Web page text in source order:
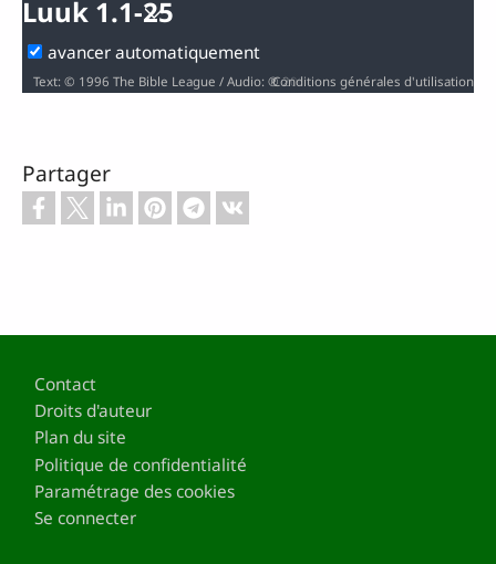
vidéo
Luuk 1.1-25
avancer automatiquement
Text: © 1996 The Bible League / Audio: ℗ 2005 Hosanna / Video: Courtesy of LUMO Project Films
Conditions générales d'utilisation
Partager
Pied de page
Contact
Droits d'auteur
Plan du site
Politique de confidentialité
Paramétrage des cookies
Se connecter